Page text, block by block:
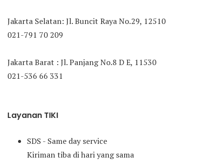
Jakarta Selatan: Jl. Buncit Raya No.29, 12510
021-791 70 209
Jakarta Barat : Jl. Panjang No.8 D E, 11530
021-536 66 331
Layanan TIKI
SDS - Same day service
Kiriman tiba di hari yang sama